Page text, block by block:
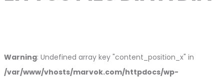
Warning: Undefined array key "content_position_x" in
/var/www/vhosts/marvok.com/httpdocs/wp-